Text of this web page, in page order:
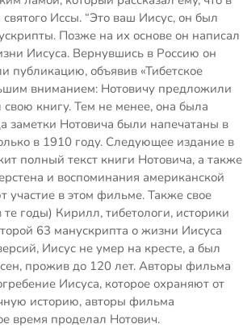
Иссы. “Это ваш Иисус, он был
Позже на их основе он написал
Иисуса. Вернувшись в Россию он
публикацию, объявив «Тибетское
вниманием: Нотовичу предложили
книгу. Тем не менее, она была
заметки Нотовича были напечатаны в
в 1910 году. Следующее издание в
полный текст книги Нотовича, а также
и воспоминания американской
в этом фильме. Также свое
годы) Кирилл, тибетологи, историки
63 манускрипта о жизни Иисуса
Иисус не умер на кресте, а был
прожив до 120 лет. Авторы фильма
Иисуса, которое охраняют от
историю, авторы фильма
время проделал Нотович.